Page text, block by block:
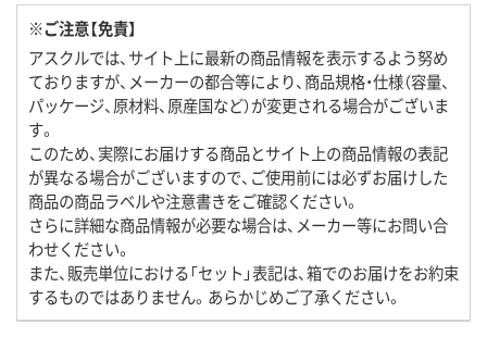
※ご注意【免責】
アスクルでは、サイト上に最新の商品情報を表示するよう努め
ておりますが、メーカーの都合等により、商品規格・仕様（容量、
パッケージ、原材料、原産国など）が変更される場合がございま
す。
このため、実際にお届けする商品とサイト上の商品情報の表記
が異なる場合がございますので、ご使用前には必ずお届けした
商品の商品ラベルや注意書きをご確認ください。
さらに詳細な商品情報が必要な場合は、メーカー等にお問い合
わせください。
また、販売単位における「セット」表記は、箱でのお届けをお約束
するものではありません。あらかじめご了承ください。